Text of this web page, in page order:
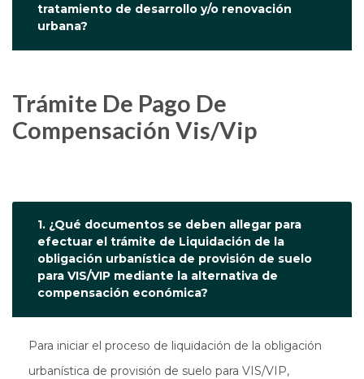
tratamiento de desarrollo y/o renovación
urbana?
Trámite De Pago De
Compensación Vis/Vip
1. ¿Qué documentos se deben allegar para
efectuar el trámite de Liquidación de la
obligación urbanística de provisión de suelo
para VIS/VIP mediante la alternativa de
compensación económica?
Para iniciar el proceso de liquidación de la obligación
urbanística de provisión de suelo para VIS/VIP,